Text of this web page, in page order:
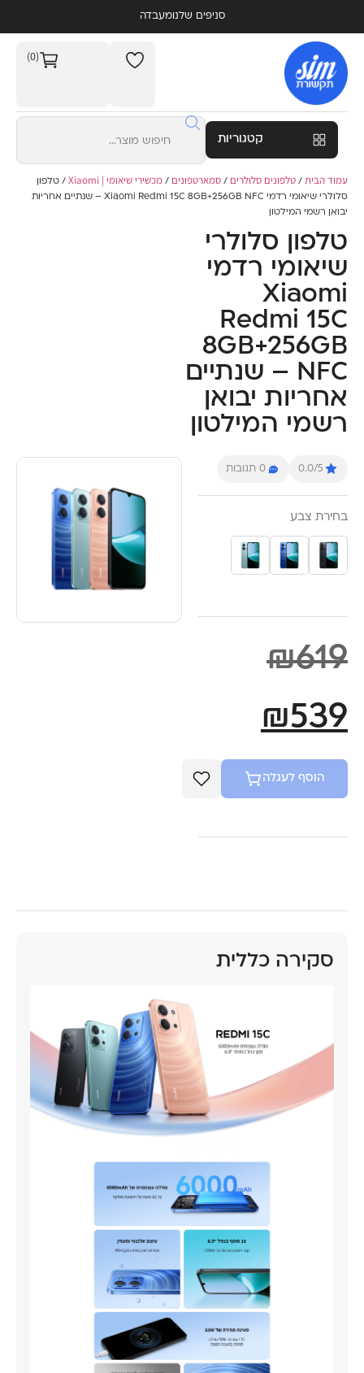
סניפים שלנומעבדה
(0)
קטגוריות
עמוד הבית / טלפונים סלולרים / סמארטפונים / מכשירי שיאומי | Xiaomi
/ טלפון
סלולרי שיאומי רדמי Xiaomi Redmi 15C 8GB+256GB NFC – שנתיים אחריות
יבואן רשמי המילטון
טלפון סלולרי
שיאומי רדמי
Xiaomi
Redmi 15C
8GB+256GB
NFC – שנתיים
אחריות יבואן
רשמי המילטון
0.0/5 0 תגובות
בחירת צבע
₪619
₪539
הוסף לעגלה
סקירה כללית